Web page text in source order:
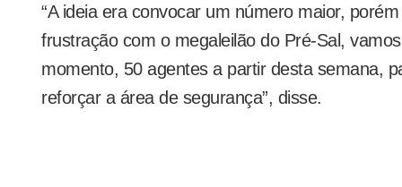
“A ideia era convocar um número maior,
frustração com o megaleilão do Pré-Sal,
momento, 50 agentes a partir desta semana,
reforçar a área de segurança”, disse.